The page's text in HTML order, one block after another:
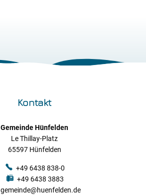
Kontakt
Gemeinde Hünfelden
Le Thillay-Platz
65597 Hünfelden
+49 6438 838-0
+49 6438 3883
gemeinde@huenfelden.de